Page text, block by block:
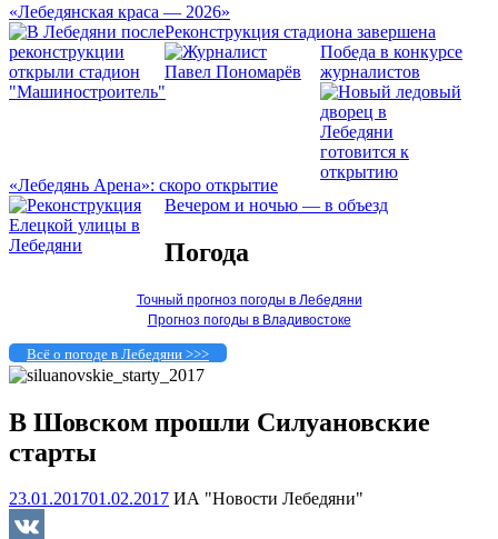
«Лебедянская краса — 2026»
Реконструкция стадиона завершена
Победа в конкурсе
журналистов
«Лебедянь Арена»: скоро открытие
Вечером и ночью — в объезд
Погода
Точный прогноз погоды в Лебедяни
Прогноз погоды в Владивостоке
Всё о погоде в Лебедяни >>>
В Шовском прошли Силуановские
старты
23.01.201701.02.2017 ИА "Новости Лебедяни"